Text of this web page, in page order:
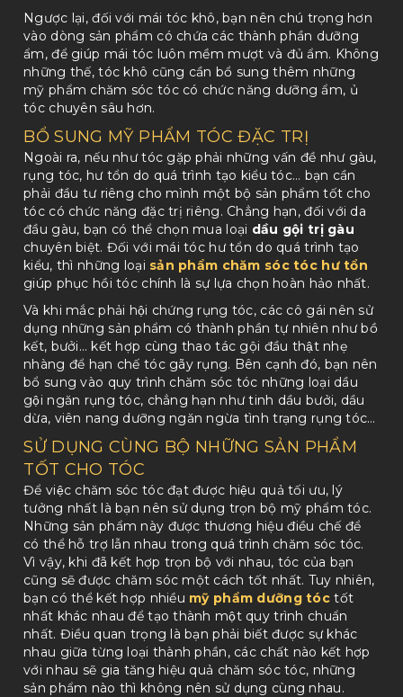
Ngược lại, đối với mái tóc khô, bạn nên chú trọng hơn
vào dòng sản phẩm có chứa các thành phần dưỡng
ẩm, để giúp mái tóc luôn mềm mượt và đủ ẩm. Không
những thế, tóc khô cũng cần bổ sung thêm những
mỹ phẩm chăm sóc tóc có chức năng dưỡng ẩm, ủ
tóc chuyên sâu hơn.
BỔ SUNG MỸ PHẨM TÓC ĐẶC TRỊ
Ngoài ra, nếu như tóc gặp phải những vấn đề như gàu,
rụng tóc, hư tổn do quá trình tạo kiểu tóc… bạn cần
phải đầu tư riêng cho mình một bộ sản phẩm tốt cho
tóc có chức năng đặc trị riêng. Chẳng hạn, đối với da
đầu gàu, bạn có thể chọn mua loại dầu gội trị gàu
chuyên biệt. Đối với mái tóc hư tổn do quá trình tạo
kiểu, thì những loại sản phẩm chăm sóc tóc hư tổn
giúp phục hồi tóc chính là sự lựa chọn hoàn hảo nhất.
Và khi mắc phải hội chứng rụng tóc, các cô gái nên sử
dụng những sản phẩm có thành phần tự nhiên như bồ
kết, bưởi… kết hợp cùng thao tác gội đầu thật nhẹ
nhàng để hạn chế tóc gãy rụng. Bên cạnh đó, bạn nên
bổ sung vào quy trình chăm sóc tóc những loại dầu
gội ngăn rụng tóc, chẳng hạn như tinh dầu bưởi, dầu
dừa, viên nang dưỡng ngăn ngừa tình trạng rụng tóc…
SỬ DỤNG CÙNG BỘ NHỮNG SẢN PHẨM
TỐT CHO TÓC
Để việc chăm sóc tóc đạt được hiệu quả tối ưu, lý
tưởng nhất là bạn nên sử dụng trọn bộ mỹ phẩm tóc.
Những sản phẩm này được thương hiệu điều chế để
có thể hỗ trợ lẫn nhau trong quá trình chăm sóc tóc.
Vì vậy, khi đã kết hợp trọn bộ với nhau, tóc của bạn
cũng sẽ được chăm sóc một cách tốt nhất. Tuy nhiên,
bạn có thể kết hợp nhiều mỹ phẩm dưỡng tóctốt
nhất khác nhau để tạo thành một quy trình chuẩn
nhất. Điều quan trọng là bạn phải biết được sự khác
nhau giữa từng loại thành phần, các chất nào kết hợp
với nhau sẽ gia tăng hiệu quả chăm sóc tóc, những
sản phẩm nào thì không nên sử dụng cùng nhau.